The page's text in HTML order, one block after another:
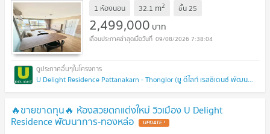
1 ห้องนอน 32.1 m2 ชั้น25
2,499,000 บาท
09/08/2026 7:38:04
U Delight Residence Pattanakarn - Thonglor (ยู ดีไลท์ เรสซิเดนซ์ พัฒนาการ - ทองหล่อ)
🔥ขายขาดทุน🔥 ห้องสวยตกแต่งใหม่ วิวเมือง U Delight
Residence พัฒนาการ-ทองหล่อ UPDATE !